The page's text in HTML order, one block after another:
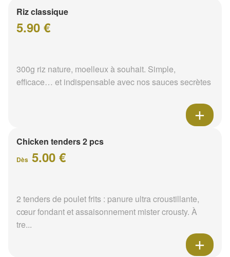
Riz classique
5.90 €
300g riz nature, moelleux à souhait. Simple,
efficace… et indispensable avec nos sauces secrètes
Chicken tenders 2 pcs
Dès 5.00 €
2 tenders de poulet frits : panure ultra croustillante,
cœur fondant et assaisonnement mister crousty. À
tre...